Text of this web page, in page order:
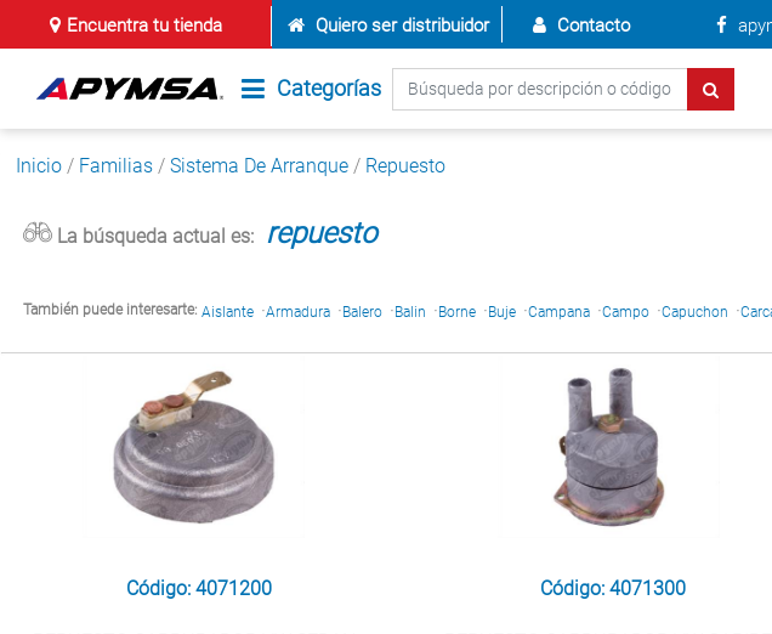
Encuentra tu tienda Quiero ser distribuidor Contacto
Categorías
Inicio / Familias / Sistema De Arranque / Repuesto
La búsqueda actual es: repuesto
También puede interesarte: Aislante ·Armadura ·Balero ·Balin ·Borne ·Buje ·Campana ·Campo ·Capuchon ·
Código: 4071200 Código: 4071300